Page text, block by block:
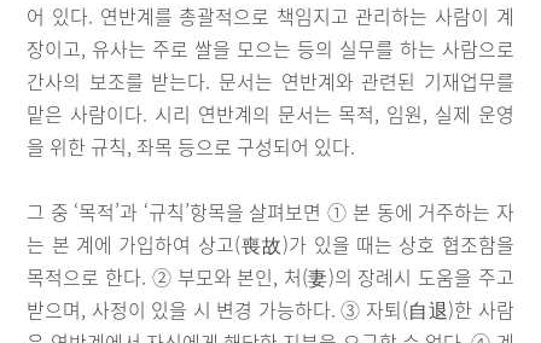
어 있다. 연반계를 총괄적으로 책임지고 관리하는 사람이 계
장이고, 유사는 주로 쌀을 모으는 등의 실무를 하는 사람으로
간사의 보조를 받는다. 문서는 연반계와 관련된 기재업무를
맡은 사람이다. 시리 연반계의 문서는 목적, 임원, 실제 운영
을 위한 규칙, 좌목 등으로 구성되어 있다.
그 중 ‘목적’과 ‘규칙’항목을 살펴보면 ① 본 동에 거주하는 자
는 본 계에 가입하여 상고(喪故)가 있을 때는 상호 협조함을
목적으로 한다. ② 부모와 본인, 처(妻)의 장례시 도움을 주고
받으며, 사정이 있을 시 변경 가능하다. ③ 자퇴(自退)한 사람